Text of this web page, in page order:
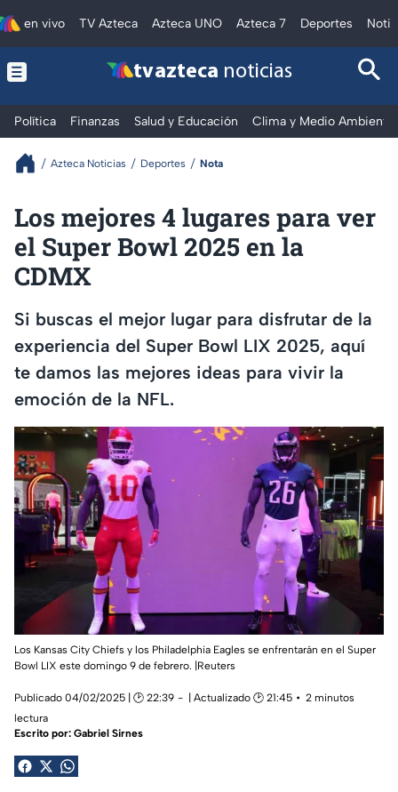
en vivo TV Azteca Azteca UNO Azteca 7 Deportes
tv azteca noticias
Política Finanzas Salud y Educación Clima y Medio Ambiente
Azteca Noticias Deportes Nota
Los mejores 4 lugares para ver
el Super Bowl 2025 en la
CDMX
Si buscas el mejor lugar para disfrutar de la
experiencia del Super Bowl LIX 2025, aquí
te damos las mejores ideas para vivir la
emoción de la NFL.
Los Kansas City Chiefs y los Philadelphia Eagles se enfrentarán en el Super
Bowl LIX este domingo 9 de febrero. |Reuters
Publicado 04/02/2025 | 🕑 22:39 | Actualizado 🕑 21:45
2 minutos
lectura
Escrito por: Gabriel Sirnes